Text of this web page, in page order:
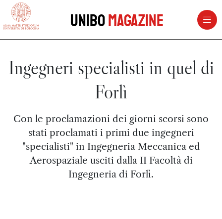
vai al contenuto della pagina
UniboMagazine
Ingegneri specialisti in quel di
Forlì
Con le proclamazioni dei giorni scorsi sono
stati proclamati i primi due ingegneri
"specialisti" in Ingegneria Meccanica ed
Aerospaziale usciti dalla II Facoltà di
Ingegneria di Forlì.